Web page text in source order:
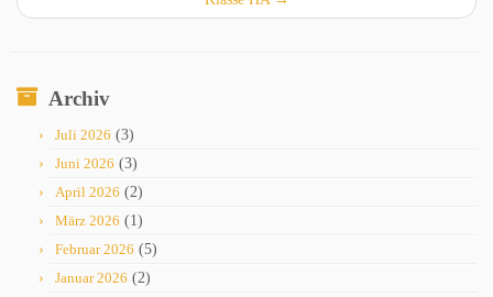
Archiv
Juli 2026 (3)
Juni 2026 (3)
April 2026 (2)
März 2026 (1)
Februar 2026 (5)
Januar 2026 (2)